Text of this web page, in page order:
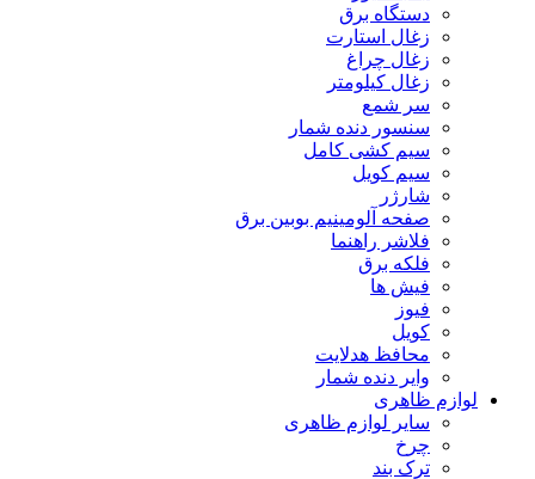
دستگاه برق
زغال استارت
زغال چراغ
زغال کیلومتر
سر شمع
سنسور دنده شمار
سیم کشی کامل
سیم کویل
شارژر
صفحه آلومینیم بوبین برق
فلاشر راهنما
فلکه برق
فیش ها
فیوز
کویل
محافظ هدلایت
وایر دنده شمار
لوازم ظاهری
سایر لوازم ظاهری
چرخ
ترک بند